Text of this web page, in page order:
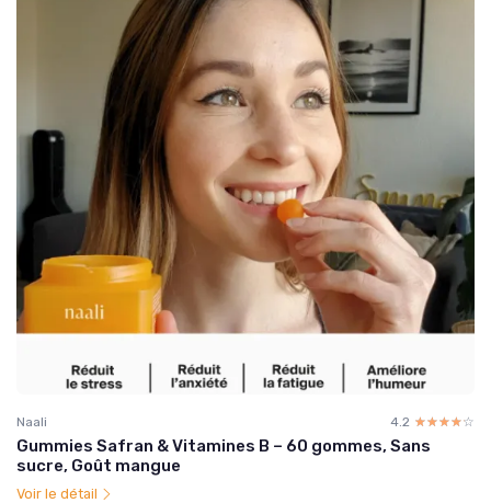
Naali 4.2 ☆☆☆☆☆
★★★★★
Gummies Safran & Vitamines B – 60 gommes, Sans
sucre, Goût mangue
Voir le détail